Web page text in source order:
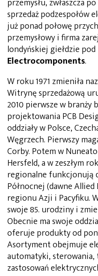
sprzedaż podzespołów
już ponad połowę
przemysłowy i firma
londyńskiej giełdzie pod
Electrocomponents.
W roku 1971 zmieniła
Witrynę sprzedażową
2010 pierwsze w branży
projektowania PCB
oddziały w Polsce,
Węgrzech. Pierwszy
Corby. Potem w
Hersfeld, a w zeszłym
regionalne funkcjonują
Północnej (dawne
regionu Azji i Pacyfiku.
swoje 85. urodziny i
Obecnie ma swoje
oferuje produkty od
Asortyment obejmuje
automatyki,
zastosowań